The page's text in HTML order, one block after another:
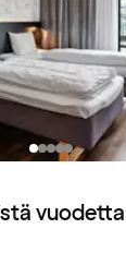
vuodetta